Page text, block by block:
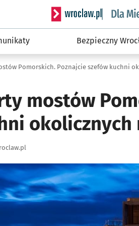
Serwis informacyjny
Bezpieczny
mostów